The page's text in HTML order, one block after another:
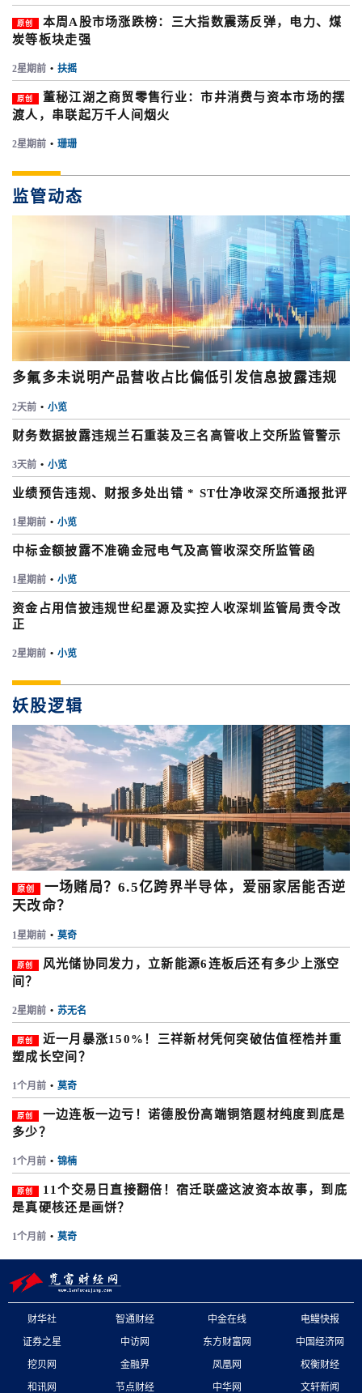
原创
本周A股市场涨跌榜：三大指数震荡反弹，电力、煤
炭等板块走强
2星期前 • 扶摇
原创
董秘江湖之商贸零售行业：市井消费与资本市场的摆
渡人，串联起万千人间烟火
2星期前 • 珊珊
监管动态
多氟多未说明产品营收占比偏低引发信息披露违规
2天前 • 小览
财务数据披露违规兰石重装及三名高管收上交所监管警示
3天前 • 小览
业绩预告违规、财报多处出错 * ST仕净收深交所通报批评
1星期前 • 小览
中标金额披露不准确金冠电气及高管收深交所监管函
1星期前 • 小览
资金占用信披违规世纪星源及实控人收深圳监管局责令改
正
2星期前 • 小览
妖股逻辑
原创
一场赌局？6.5亿跨界半导体，爱丽家居能否逆
天改命？
1星期前 • 莫奇
原创
风光储协同发力，立新能源6连板后还有多少上涨空
间？
2星期前 • 苏无名
原创
近一月暴涨150%！三祥新材凭何突破估值桎梏并重
塑成长空间？
1个月前 • 莫奇
原创
一边连板一边亏！诺德股份高端铜箔题材纯度到底是
多少？
1个月前 • 锦楠
原创
11个交易日直接翻倍！宿迁联盛这波资本故事，到底
是真硬核还是画饼？
1个月前 • 莫奇
财华社 智通财经 中金在线
电鳗快报
证券之星
中访网 东方财富网
中国经济网
挖贝网
金融界 凤凰网
权衡财经
和讯网
节点财经 中华网 文轩新闻